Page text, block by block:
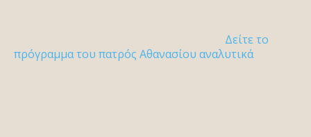
Δείτε το
πρόγραμμα του πατρός Αθανασίου αναλυτικά